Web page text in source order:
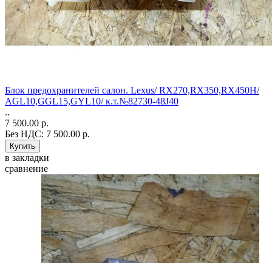
Блок предохранителей салон. Lexus/ RX270,RX350,RX450H/
AGL10,GGL15,GYL10/ к.т.№82730-48J40
..
7 500.00 р.
Без НДС: 7 500.00 р.
в закладки
сравнение